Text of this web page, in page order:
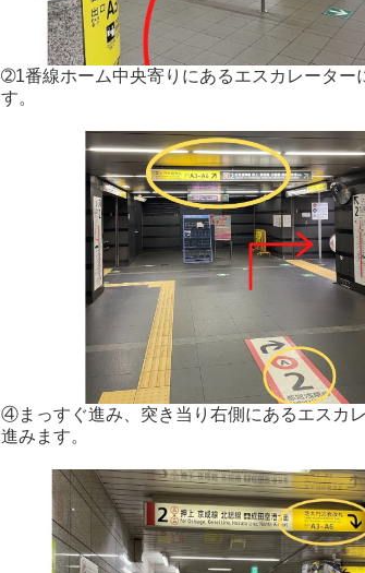
➁1番線ホーム中央寄りにあるエスカレーター
す。
④まっすぐ進み、突き当り右側にあるエスカ
進みます。